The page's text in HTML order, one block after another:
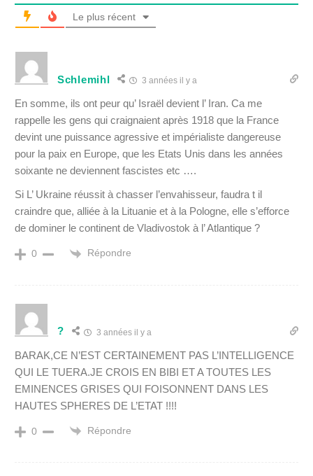
Le plus récent
Schlemihl 3 années il y a
En somme, ils ont peur qu’ Israël devient l’ Iran. Ca me
rappelle les gens qui craignaient après 1918 que la France
devint une puissance agressive et impérialiste dangereuse
pour la paix en Europe, que les Etats Unis dans les années
soixante ne deviennent fascistes etc ….
Si L’ Ukraine réussit à chasser l’envahisseur, faudra t il
craindre que, alliée à la Lituanie et à la Pologne, elle s’efforce
de dominer le continent de Vladivostok à l’ Atlantique ?
0 Répondre
? 3 années il y a
BARAK,CE N’EST CERTAINEMENT PAS L’INTELLIGENCE
QUI LE TUERA.JE CROIS EN BIBI ET A TOUTES LES
EMINENCES GRISES QUI FOISONNENT DANS LES
HAUTES SPHERES DE L’ETAT !!!!
0 Répondre